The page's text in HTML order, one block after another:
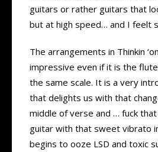
guitars or rather guitars that
but at high speed… and I feelt
The arrangements in Thinkin
impressive even if it is the
the same scale. It is a very
that delights us with that
middle of verse and … fuck
guitar with that sweet vibrato
begins to ooze LSD and toxic